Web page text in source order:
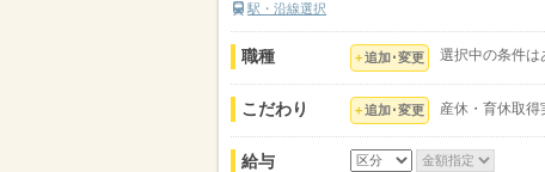
駅・沿線選択
職種 追加･変更 選択中の条件は
こだわり 追加･変更 産休・育休取得
給与